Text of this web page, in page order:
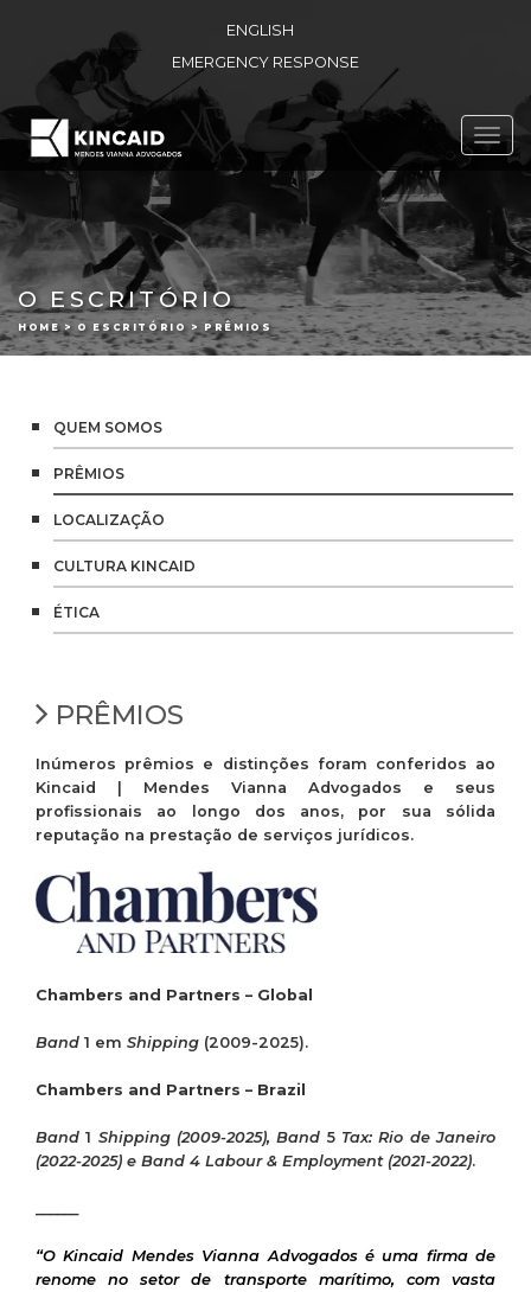
ENGLISH
EMERGENCY RESPONSE
O ESCRITÓRIO
HOME > O ESCRITÓRIO > PRÊMIOS
QUEM SOMOS
PRÊMIOS
LOCALIZAÇÃO
CULTURA KINCAID
ÉTICA
PRÊMIOS
Inúmeros prêmios e distinções foram conferidos ao
Kincaid | Mendes Vianna Advogados e seus
profissionais ao longo dos anos, por sua sólida
reputação na prestação de serviços jurídicos.
Chambers and Partners – Global
Band 1 em Shipping (2009-2025).
Chambers and Partners – Brazil
Band 1 Shipping (2009-2025),Band 5 Tax: Rio de Janeiro
(2022-2025) e Band 4 Labour & Employment (2021-2022).
______
“O Kincaid Mendes Vianna Advogados é uma firma de
renome no setor de transporte marítimo, com vasta